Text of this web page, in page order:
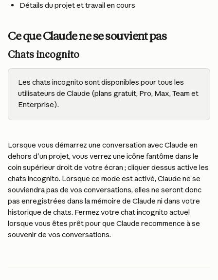
Détails du projet et travail en cours
Ce que Claude ne se souvient pas
Chats incognito
Les chats incognito sont disponibles pour tous les
utilisateurs de Claude (plans gratuit, Pro, Max, Team et
Enterprise).
Lorsque vous démarrez une conversation avec Claude en
dehors d'un projet, vous verrez une icône fantôme dans le
coin supérieur droit de votre écran ; cliquer dessus active les
chats incognito. Lorsque ce mode est activé, Claude ne se
souviendra pas de vos conversations, elles ne seront donc
pas enregistrées dans la mémoire de Claude ni dans votre
historique de chats. Fermez votre chat incognito actuel
lorsque vous êtes prêt pour que Claude recommence à se
souvenir de vos conversations.